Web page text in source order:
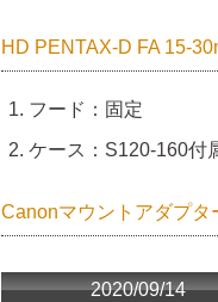
HD PENTAX-D FA 15-
フード：固定
ケース：S120-160付
Canonマウントアダプ
2020/09/14